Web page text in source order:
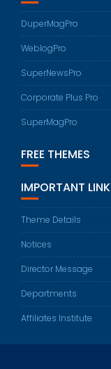
DuperMagPro
WeblogPro
SuperNewsPro
Corporate Plus Pro
SuperMagPro
FREE THEMES
IMPORTANT
Theme Details
Notices
Director Message
Departments
Affiliates Institute